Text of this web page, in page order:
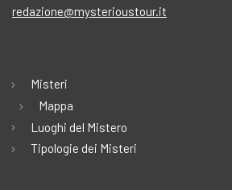
redazione@mysterioustour.it
Misteri
Mappa
Luoghi del Mistero
Tipologie dei Misteri